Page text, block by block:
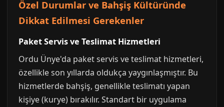
Özel Durumlar ve Bahşiş Kültüründe
Dikkat Edilmesi Gerekenler
Paket Servis ve Teslimat Hizmetleri
Ordu Ünye'da paket servis ve teslimat hizmetleri,
özellikle son yıllarda oldukça yaygınlaşmıştır. Bu
hizmetlerde bahşiş, genellikle teslimatı yapan
kişiye (kurye) bırakılır. Standart bir uygulama